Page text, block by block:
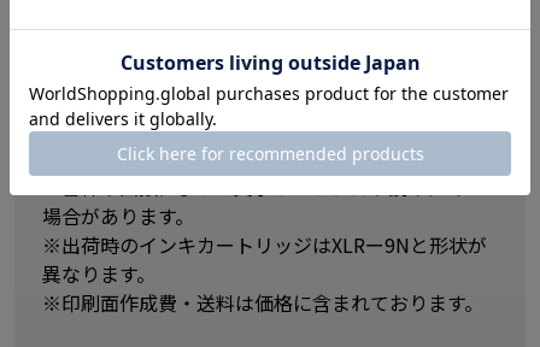
※ひらがな、カタカナ、アルファベットでも作成で
きます。
※印面に入れられる文字は3文字以内になります。
場合があります。
※出荷時のインキカートリッジはXLRー9Nと形状が
異なります。
※印刷面作成費・送料は価格に含まれております。